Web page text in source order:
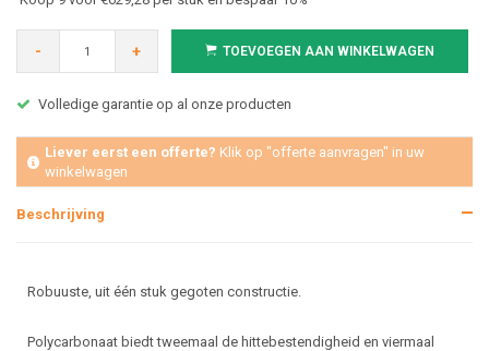
- + TOEVOEGEN AAN WINKELWAGEN
Volledige garantie op al onze producten
Liever eerst een offerte? Klik op "offerte aanvragen" in uw
winkelwagen
Beschrijving
Robuuste, uit één stuk gegoten constructie.
Polycarbonaat biedt tweemaal de hittebestendigheid en viermaal